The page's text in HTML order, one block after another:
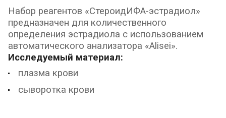
Набор реагентов «СтероидИФА-эстрадиол»
предназначен для количественного
определения эстрадиола с использованием
автоматического анализатора «Alisei».
Исследуемый материал:
плазма крови
сыворотка крови